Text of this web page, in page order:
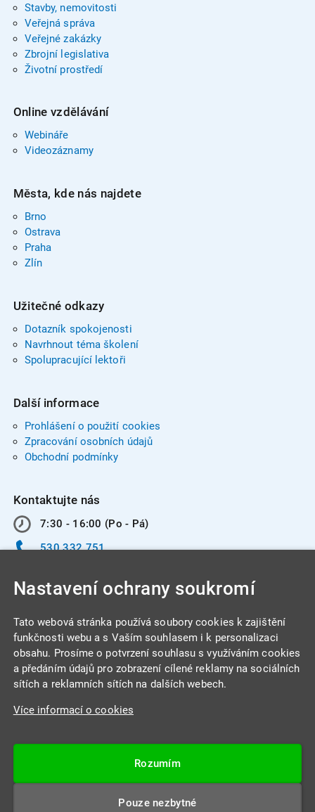
Stavby, nemovitosti
Veřejná správa
Veřejné zakázky
Zbrojní legislativa
Životní prostředí
Online vzdělávání
Webináře
Videozáznamy
Města, kde nás najdete
Brno
Ostrava
Praha
Zlín
Užitečné odkazy
Dotazník spokojenosti
Navrhnout téma školení
Spolupracující lektoři
Další informace
Prohlášení o použití cookies
Zpracování osobních údajů
Obchodní podmínky
Kontaktujte nás
7:30 - 16:00 (Po - Pá)
530 332 751
INTEGRA CENTRUM s.r.o.
Jabloňová 662/7
Datová schránka: 4beca6d
Nastavení ochrany soukromí
Tato webová stránka používá soubory cookies k zajištění
funkčnosti webu a s Vaším souhlasem i k personalizaci
obsahu. Prosíme o potvrzení souhlasu s využíváním cookies
a předáním údajů pro zobrazení cílené reklamy na sociálních
sítích a reklamních sítích na dalších webech.
Více informací o cookies
Rozumím
Pouze nezbytné